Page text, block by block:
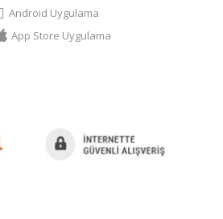
Android Uygulama
App Store Uygulama